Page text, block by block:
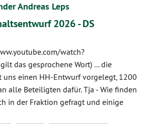
Andreas Leps
2026 - DS
watch?
das gesprochene Wort) ... die
einen HH-Entwurf vorgelegt, 1200
alle Beteiligten dafür. Tja - Wie finden
in der Fraktion gefragt und einige